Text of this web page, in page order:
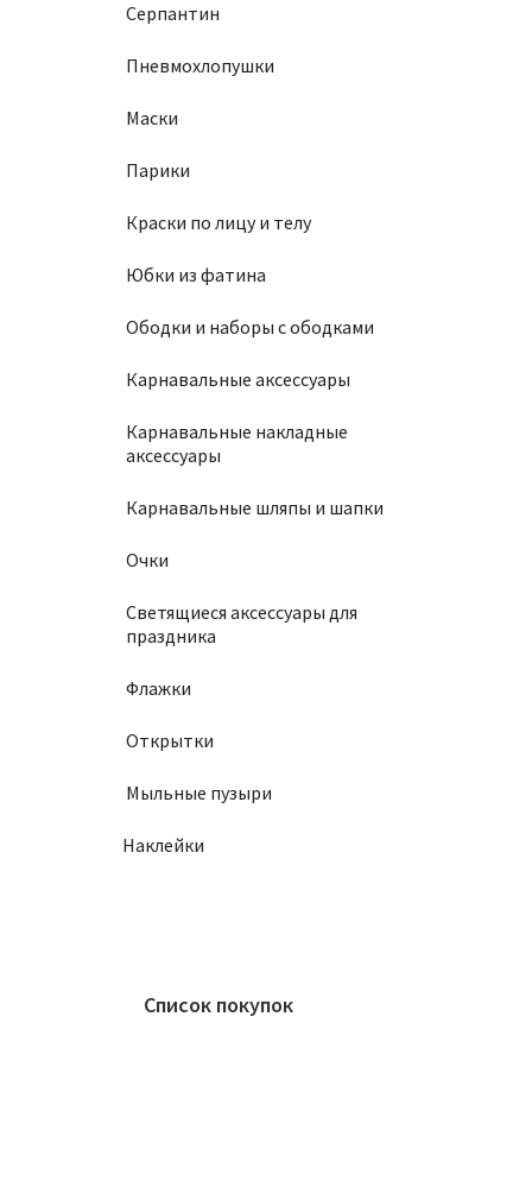
Серпантин
Пневмохлопушки
Маски
Парики
Краски по лицу и телу
Юбки из фатина
Ободки и наборы с ободками
Карнавальные аксессуары
Карнавальные накладные
аксессуары
Карнавальные шляпы и шапки
Очки
Светящиеся аксессуары для
праздника
Флажки
Открытки
Мыльные пузыри
Наклейки
Список покупок